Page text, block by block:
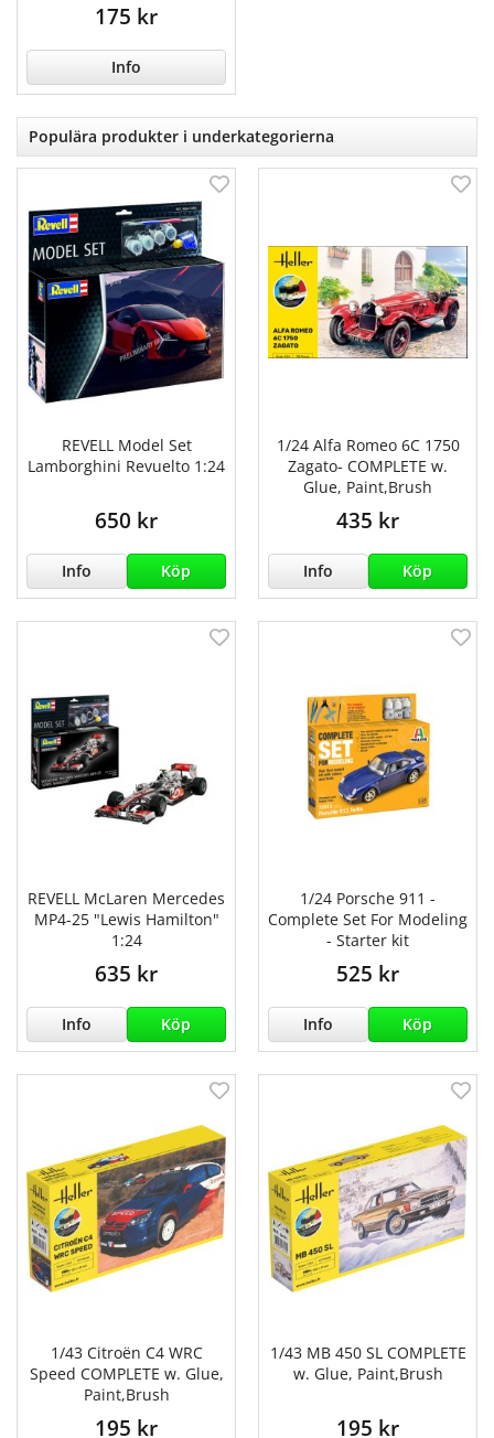
175 kr
Info
Populära produkter i underkategorierna
REVELL Model Set
Lamborghini Revuelto 1:24
650 kr
Info Köp
1/24 Alfa Romeo 6C 1750
Zagato- COMPLETE w.
Glue, Paint,Brush
435 kr
Info Köp
REVELL McLaren Mercedes
MP4-25 "Lewis Hamilton"
1:24
635 kr
Info Köp
1/24 Porsche 911 -
Complete Set For Modeling
- Starter kit
525 kr
Info Köp
1/43 Citroën C4 WRC
Speed COMPLETE w. Glue,
Paint,Brush
195 kr
1/43 MB 450 SL COMPLETE
w. Glue, Paint,Brush
195 kr